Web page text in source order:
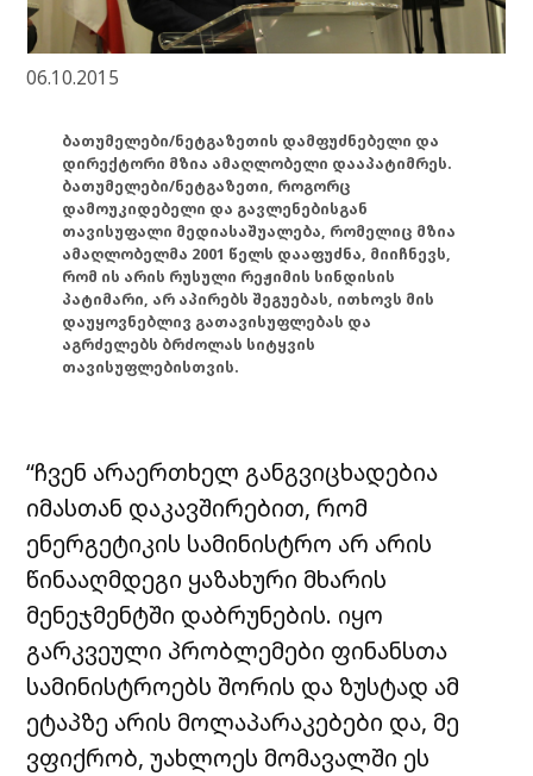
06.10.2015
ბათუმელები/ნეტგაზეთის დამფუძნებელი და
დირექტორი მზია ამაღლობელი დააპატიმრეს.
ბათუმელები/ნეტგაზეთი, როგორც
დამოუკიდებელი და გავლენებისგან
თავისუფალი მედიასაშუალება, რომელიც მზია
ამაღლობელმა 2001 წელს დააფუძნა, მიიჩნევს,
რომ ის არის რუსული რეჟიმის სინდისის
პატიმარი, არ აპირებს შეგუებას, ითხოვს მის
დაუყოვნებლივ გათავისუფლებას და
აგრძელებს ბრძოლას სიტყვის
თავისუფლებისთვის.
“ჩვენ არაერთხელ განგვიცხადებია
იმასთან დაკავშირებით, რომ
ენერგეტიკის სამინისტრო არ არის
წინააღმდეგი ყაზახური მხარის
მენეჯმენტში დაბრუნების. იყო
გარკვეული პრობლემები ფინანსთა
სამინისტროებს შორის და ზუსტად ამ
ეტაპზე არის მოლაპარაკებები და, მე
ვფიქრობ, უახლოეს მომავალში ეს